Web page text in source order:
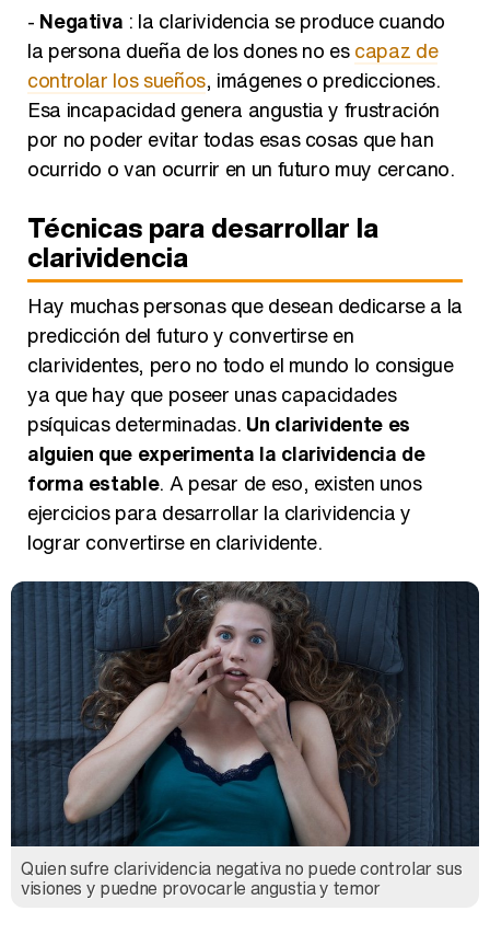
- Negativa : la clarividencia se produce cuando
la persona dueña de los dones no escapaz de
controlar los sueños, imágenes o predicciones.
Esa incapacidad genera angustia y frustración
por no poder evitar todas esas cosas que han
ocurrido o van ocurrir en un futuro muy cercano.
Técnicas para desarrollar la
clarividencia
Hay muchas personas que desean dedicarse a la
predicción del futuro y convertirse en
clarividentes, pero no todo el mundo lo consigue
ya que hay que poseer unas capacidades
psíquicas determinadas. Un clarividente es
alguien que experimenta la clarividencia de
forma estable. A pesar de eso, existen unos
ejercicios para desarrollar la clarividencia y
lograr convertirse en clarividente.
Quien sufre clarividencia negativa no puede controlar sus
visiones y puedne provocarle angustia y temor